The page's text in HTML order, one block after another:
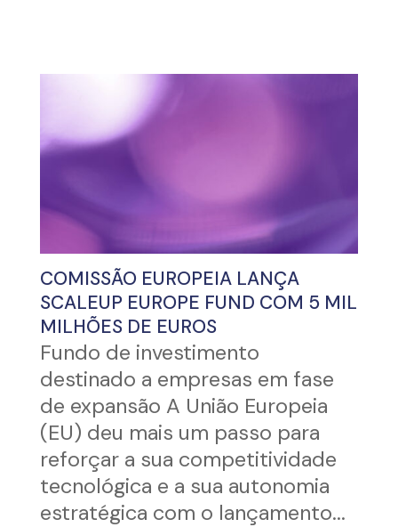
COMISSÃO EUROPEIA LANÇA
SCALEUP EUROPE FUND COM 5 MIL
MILHÕES DE EUROS
Fundo de investimento
destinado a empresas em fase
de expansão A União Europeia
(EU) deu mais um passo para
reforçar a sua competitividade
tecnológica e a sua autonomia
estratégica com o lançamento...